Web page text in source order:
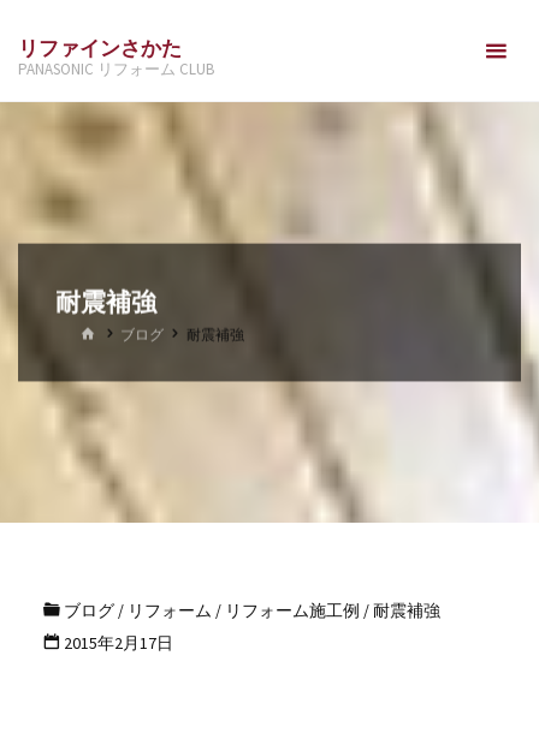
リファインさかた
PANASONIC リフォーム CLUB
耐震補強
ホ ブログ 耐震補強
ブログ/ リフォーム / リフォーム施工例 /耐震補強
2015年2月17日